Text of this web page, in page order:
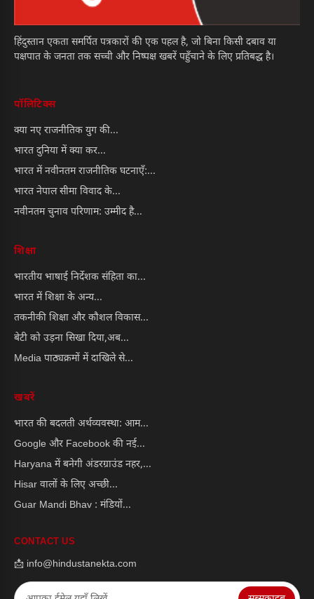
हिंदुस्तान एकता समर्पित पत्रकारों की एक पहल है, जो बिना किसी दबाव या
पक्षपात के जनता तक सच्ची और निष्पक्ष खबरें पहुँचाने के लिए प्रतिबद्ध है।
पॉलिटिक्स
क्या नए राजनीतिक युग की...
भारत दुनिया में क्या कर...
भारत में नवीनतम राजनीतिक घटनाएँ:...
भारत नेपाल सीमा विवाद के...
नवीनतम चुनाव परिणाम: उम्मीद है...
शिक्षा
भारतीय भाषाई निर्देशक संहिता का...
भारत में शिक्षा के अन्य...
तकनीकी शिक्षा और कौशल विकास...
बेटी को उड़ना सिखा दिया,अब...
Media पाठ्यक्रमों में दाखिले से...
खबरें
भारत की बदलती अर्थव्यवस्था: आम...
Google और Facebook की नई...
Haryana में बनेगी अंडरग्राउंड नहर,...
Hisar वालों के लिए अच्छी...
Guar Mandi Bhav : मंडियों...
CONTACT US
📩 info@hindustanekta.com